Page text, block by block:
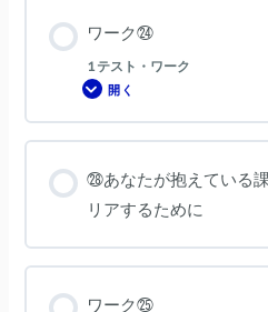
ワーク㉔
1 テスト・ワーク
開く
ワ
ク
㉔
㉘あなたが抱えている
リアするために
ワーク㉕